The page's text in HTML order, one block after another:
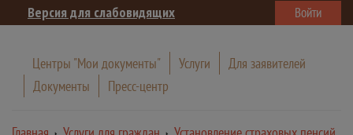
Версия для слабовидящих Войти
Центры "Мои документы" Услуги
Для заявителей
Документы
Пресс-центр